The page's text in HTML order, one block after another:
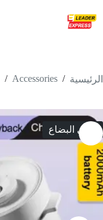
إلى
المحتوى
الرئيسية /
Accessories
/
انتهى البضاع